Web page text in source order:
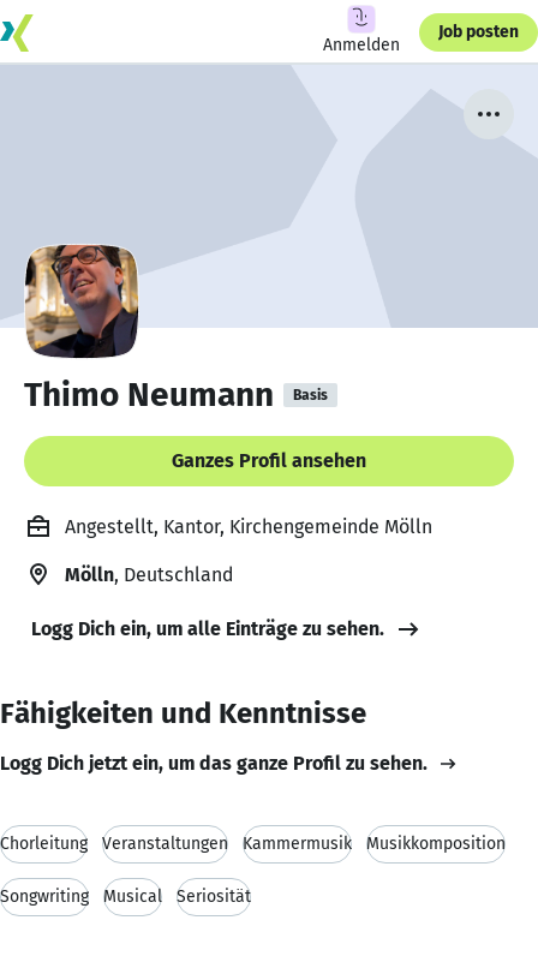
Anmelden
Job posten
Thimo Neumann Basis
Ganzes Profil ansehen
Angestellt, Kantor, Kirchengemeinde Mölln
Mölln, Deutschland
Logg Dich ein, um alle Einträge zu sehen.
Fähigkeiten und Kenntnisse
Logg Dich jetzt ein, um das ganze Profil zu sehen.
Chorleitung Veranstaltungen Kammermusik Musikkomposition
Songwriting Musical Seriosität